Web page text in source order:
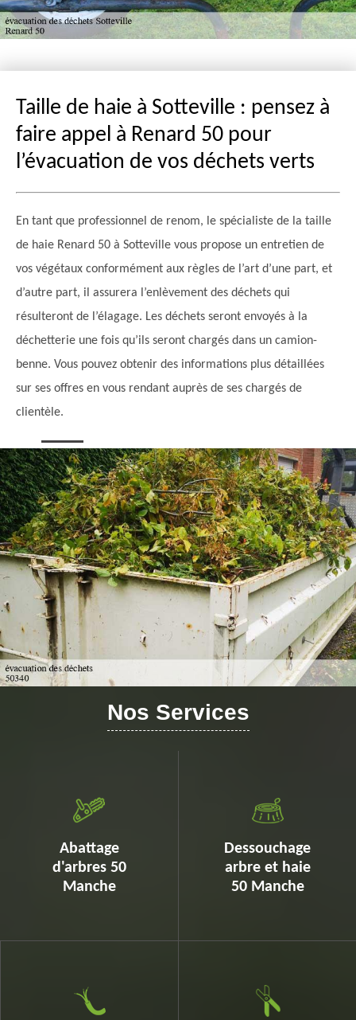
Taille de haie à Sotteville : pensez à
faire appel à Renard 50 pour
l’évacuation de vos déchets verts
En tant que professionnel de renom, le spécialiste de la taille
de haie Renard 50 à Sotteville vous propose un entretien de
vos végétaux conformément aux règles de l’art d’une part, et
d’autre part, il assurera l’enlèvement des déchets qui
résulteront de l’élagage. Les déchets seront envoyés à la
déchetterie une fois qu’ils seront chargés dans un camion-
benne. Vous pouvez obtenir des informations plus détaillées
sur ses offres en vous rendant auprès de ses chargés de
clientèle.
Nos Services
Abattage
d'arbres 50
Manche
Dessouchage
arbre et haie
50 Manche